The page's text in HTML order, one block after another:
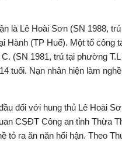
là Lê Hoài Sơn (SN 1988,
Hành (TP Huế). Một tổ công
(SN 1981, trú tại phường
tuổi. Nạn nhân hiện làm
đối với hung thủ Lê Hoài
CSĐT Công an tỉnh Thừa
tỏ ra ăn năn hối hận. Theo